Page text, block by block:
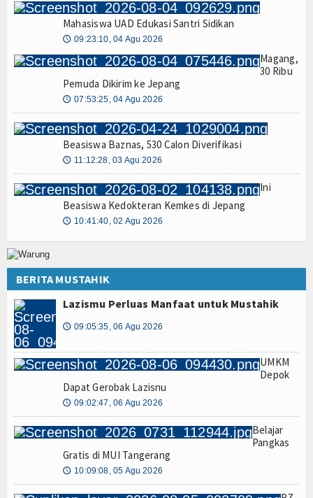
Mahasiswa UAD Edukasi Santri Sidikan
🕔 09:23:10, 04 Agu 2026
Magang,
30 Ribu
Pemuda Dikirim ke Jepang
🕔 07:53:25, 04 Agu 2026
Beasiswa Baznas, 530 Calon Diverifikasi
🕔 11:12:28, 03 Agu 2026
Ini
Beasiswa Kedokteran Kemkes di Jepang
🕔 10:41:40, 02 Agu 2026
BERITA MUSTAHIK
Lazismu Perluas Manfaat untuk Mustahik
🕔 09:05:35, 06 Agu 2026
UMKM
Depok
Dapat Gerobak Lazisnu
🕔 09:02:47, 06 Agu 2026
Belajar
Pangkas
Gratis di MUI Tangerang
🕔 10:09:08, 05 Agu 2026